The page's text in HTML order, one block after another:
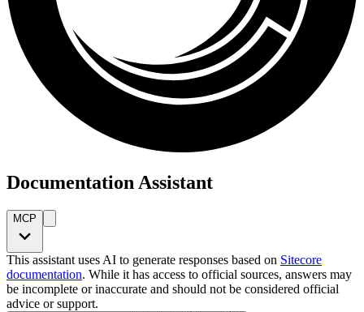
Documentation Assistant
MCP
This assistant uses AI to generate responses based on Sitecore
documentation. While it has access to official sources, answers may
be incomplete or inaccurate and should not be considered official
advice or support.